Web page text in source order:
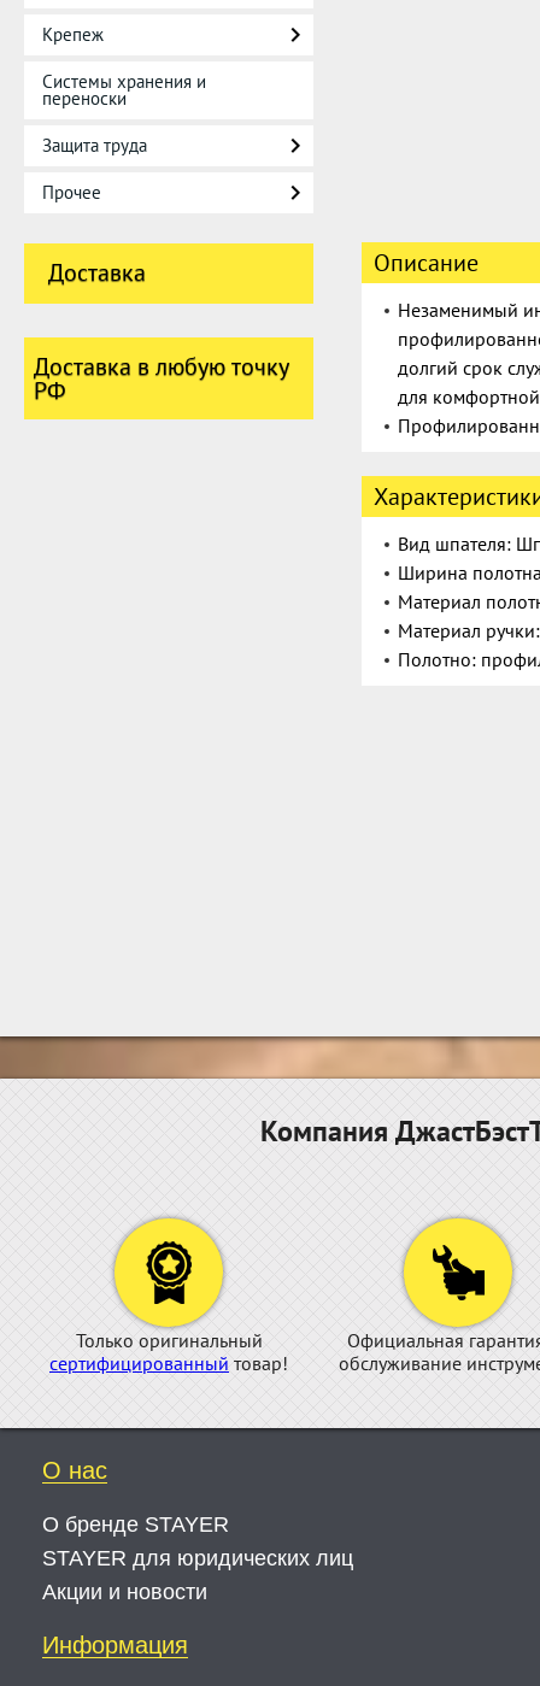
Крепеж
Системы хранения и
переноски
Защита труда
Прочее
Доставка
Доставка в любую точку
РФ
Описание
Незаменимый
долгий срок
для
Вид шпателя:
Ширина
Материал
Материал
Полотно:
Компания
Только оригинальный
сертифицированный товар!
Официальная
обслуживание
О нас
О бренде STAYER
STAYER для юридических лиц
Акции и новости
Информация